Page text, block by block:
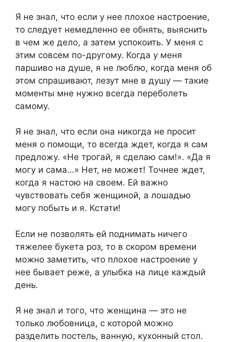
Я не знал, что если у нее плохое настроение,
то следует немедленно ее обнять, выяснить
в чем же дело, а затем успокоить. У меня с
этим совсем по-другому. Когда у меня
паршиво на душе, я не люблю, когда меня об
этом спрашивают, лезут мне в душу — такие
моменты мне нужно всегда переболеть
самому.
Я не знал, что если она никогда не просит
меня о помощи, то всегда ждет, когда я сам
предложу. «Не трогай, я сделаю сам!». «Да я
могу и сама…» Нет, не может! Точнее ждет,
когда я настою на своем. Ей важно
чувствовать себя женщиной, а лошадью
могу побыть и я. Кстати!
Если не позволять ей поднимать ничего
тяжелее букета роз, то в скором времени
можно заметить, что плохое настроение у
нее бывает реже, а улыбка на лице каждый
день.
Я не знал и того, что женщина — это не
только любовница, с которой можно
разделить постель, ванную, кухонный стол.